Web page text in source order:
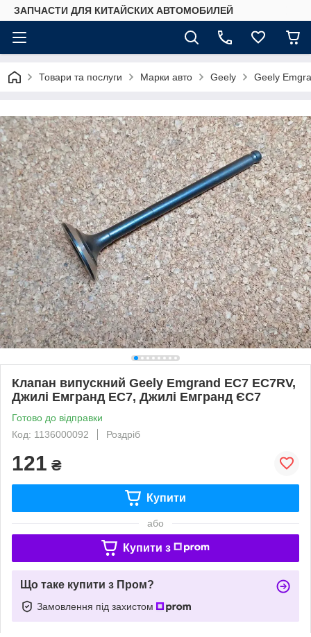
ЗАПЧАСТИ ДЛЯ КИТАЙСКИХ АВТОМОБИЛЕЙ
Товари та послуги Марки авто Geely Geely
Клапан випускний Geely Emgrand EC7 EC7RV,
Джилі Емгранд ЕС7, Джилі Емгранд ЄС7
Готово до відправки
Код: 1136000092
Роздріб
121 ₴
Купити
або
Купити з
Що таке купити з Пром?
Замовлення під захистом